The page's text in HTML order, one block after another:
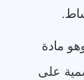
.
مادة
على